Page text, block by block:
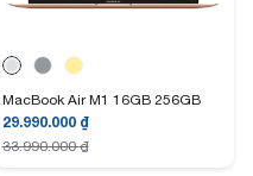
MacBook Air M1 16GB 256GB
29.990.000 ₫
33.990.000₫